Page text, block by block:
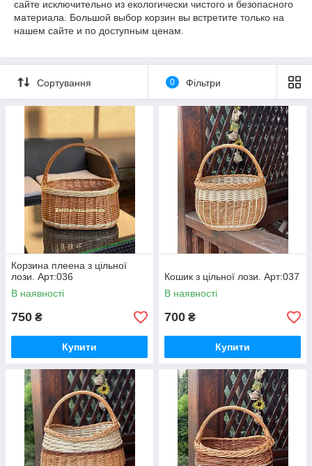
сайте исключительно из екологически чистого и безопасного
материала. Большой выбор корзин вы встретите только на
нашем сайте и по доступным ценам.
Сортування 0 Фільтри
Корзина плеена з цільної
лози. Арт:036
В наявності
750 ₴
Купити
Кошик з цільної лози. Арт:037
В наявності
700 ₴
Купити